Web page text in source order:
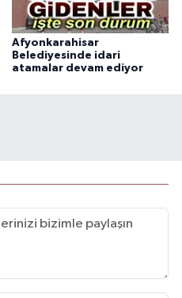
Afyonkarahisar
Belediyesinde idari
atamalar devam ediyor